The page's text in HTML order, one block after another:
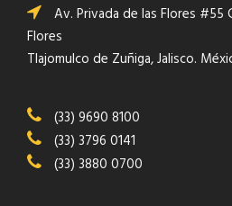
Av. Privada de las Flores #55
Flores
Tlajomulco de Zuñiga, Jalisco.
(33) 9690 8100
(33) 3796 0141
(33) 3880 0700